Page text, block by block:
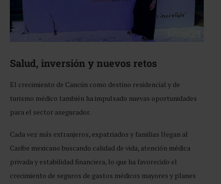
Salud, inversión y nuevos retos
El crecimiento de Cancún como destino residencial y de
turismo médico también ha impulsado nuevas oportunidades
para el sector asegurador.
Cada vez más extranjeros, expatriados y familias llegan al
Caribe mexicano buscando calidad de vida, atención médica
privada y estabilidad financiera, lo que ha favorecido el
crecimiento de seguros de gastos médicos mayores y planes